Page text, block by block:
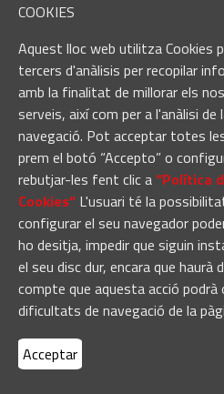
COOKIES
Aquest lloc web utilitza Cookies
tercers d'anàlisis per recopilar
amb la finalitat de millorar els
serveis, així com per a l'anàlisi de
navegació. Pot acceptar totes
prem el botó “Accepto” o
rebutjar-les fent clic a“Política
Cookies“ L'usuari té la
configurar el seu navegador
ho desitja, impedir que siguin
el seu disc dur, encara que haurà
compte que aquesta acció podrà
dificultats de navegació de la
Acceptar
Sant Fruitós posa en valor el
restauració i exposició de
Es manté la previsió de
El 3x3 de bàsquet de Solsona
estrena premis en metàl·lic
redaccio@manresadiari.cat
Pompeu Fabra, 7-13, 08240-
Altres mitjans del grup: